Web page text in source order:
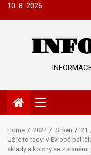
Skip10. 8. 2026
Primary
Menu
Home 2024 Srpen
21
Už je to tady: V Evropě pálí
sklady a kolony se zbraněmi